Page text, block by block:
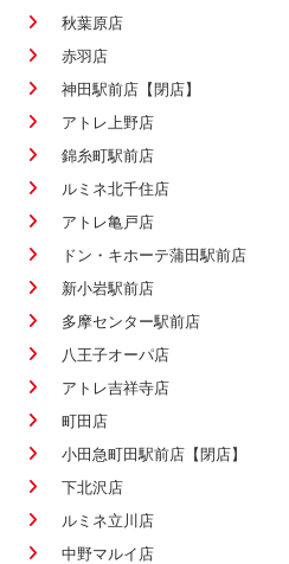
秋葉原店
赤羽店
神田駅前店【閉店】
アトレ上野店
錦糸町駅前店
ルミネ北千住店
アトレ亀戸店
ドン・キホーテ蒲田駅前店
新小岩駅前店
多摩センター駅前店
八王子オーパ店
アトレ吉祥寺店
町田店
小田急町田駅前店【閉店】
下北沢店
ルミネ立川店
中野マルイ店